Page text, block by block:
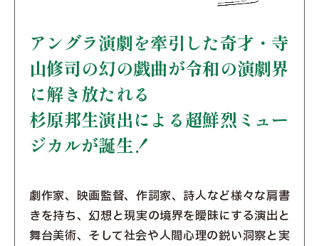
アングラ演劇を牽引した奇才・寺
山修司の幻の戯曲が令和の演劇界
に解き放たれる
杉原邦生演出による超鮮烈ミュー
ジカルが誕生！
劇作家、映画監督、作詞家、詩人など様々な肩書
きを持ち、幻想と現実の境界を曖昧にする演出と
舞台美術、そして社会や人間心理の鋭い洞察と実